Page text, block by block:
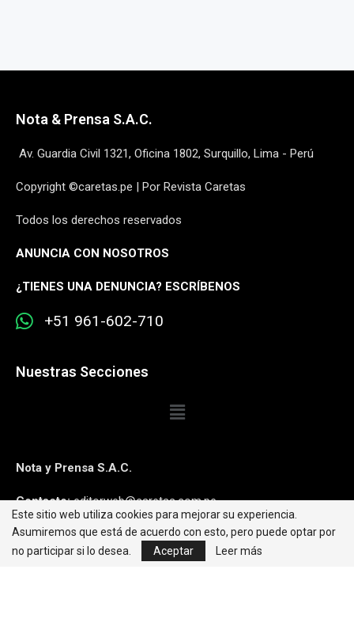
Nota & Prensa S.A.C.
Av. Guardia Civil 1321, Oficina 1802, Surquillo, Lima - Perú
Copyright ©caretas.pe | Por Revista Caretas
Todos los derechos reservados
ANUNCIA CON NOSOTROS
¿TIENES UNA DENUNCIA? ESCRÍBENOS
+51 961-602-710
Nuestras Secciones
Nota y Prensa S.A.C.
Contacto:editorweb@caretas.com.pe
Síguenos:
Este sitio web utiliza cookies para mejorar su experiencia.
Asumiremos que está de acuerdo con esto, pero puede optar por
no participar si lo desea.
Aceptar Leer más